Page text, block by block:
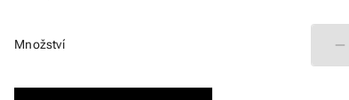
Množství